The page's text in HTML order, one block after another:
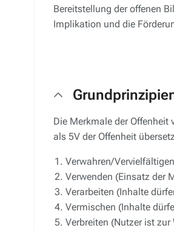
Bereitstellung der offenen
Implikation und die
Die Merkmale der
als 5V der Offenheit
Verwahren/
Verwenden (Einsatz der
Verarbeiten (Inhalte
Vermischen (Inhalte
Verbreiten (Nutzer ist